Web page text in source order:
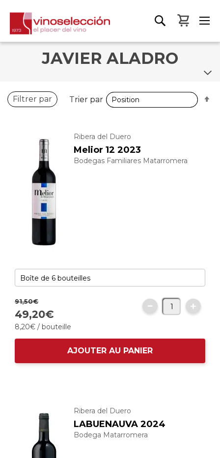
Mon
JAVIER ALADRO
Ribera del Duero
Melior 12 2023
Bodegas Familiares Matarromera
91,50€
49,20€
8,20€ / bouteille
AJOUTER AU PANIER
Ribera del Duero
LABUENAUVA 2024
Bodega Matarromera
Filtrer par Trier par
Trier par